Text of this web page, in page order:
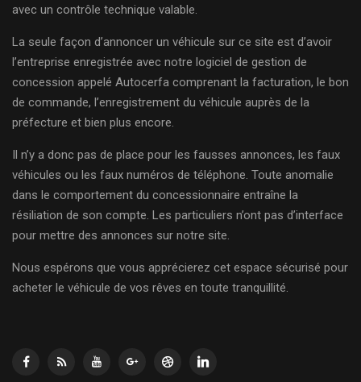
avec un contrôle technique valable.
La seule façon d’annoncer un véhicule sur ce site est d’avoir
l’entreprise enregistrée avec notre logiciel de gestion de
concession appelé Autocerfa comprenant la facturation, le bon
de commande, l’enregistrement du véhicule auprès de la
préfecture et bien plus encore.
Il n’y a donc pas de place pour les fausses annonces, les faux
véhicules ou les faux numéros de téléphone. Toute anomalie
dans le comportement du concessionnaire entraîne la
résiliation de son compte. Les particuliers n’ont pas d’interface
pour mettre des annonces sur notre site.
Nous espérons que vous apprécierez cet espace sécurisé pour
acheter le véhicule de vos rêves en toute tranquillité.